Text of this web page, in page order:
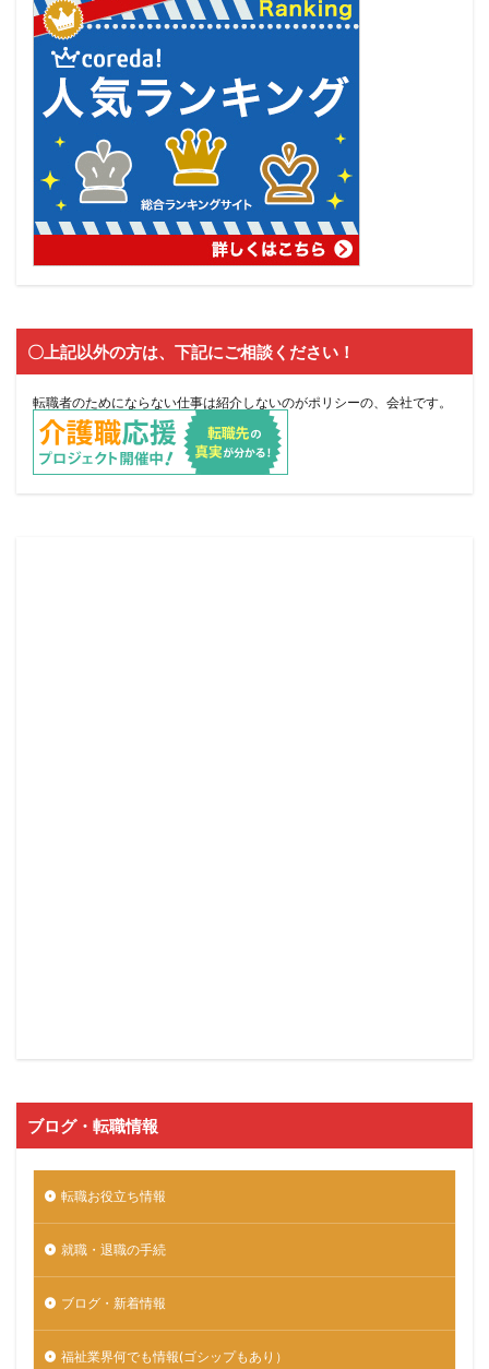
〇上記以外の方は、下記にご相談ください！
転職者のためにならない仕事は紹介しないのがポリシーの、会社です。
ブログ・転職情報
転職お役立ち情報
就職・退職の手続
ブログ・新着情報
福祉業界何でも情報(ゴシップもあり）